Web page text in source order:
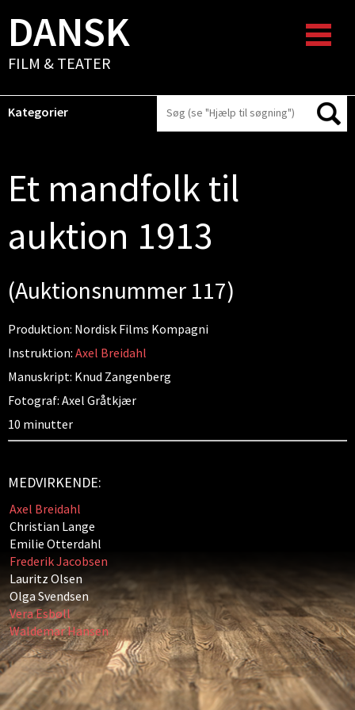
DANSK
FILM & TEATER
Kategorier
Et mandfolk til
auktion 1913
(Auktionsnummer 117)
Produktion: Nordisk Films Kompagni
Instruktion: Axel Breidahl
Manuskript: Knud Zangenberg
Fotograf: Axel Gråtkjær
10 minutter
MEDVIRKENDE:
Axel Breidahl
Christian Lange
Emilie Otterdahl
Frederik Jacobsen
Lauritz Olsen
Olga Svendsen
Vera Esbøll
Waldemar Hansen